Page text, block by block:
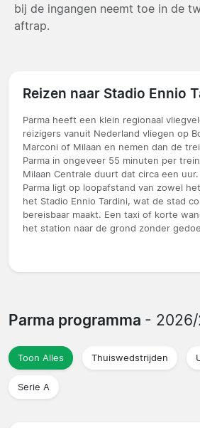
bij de ingangen neemt toe in de
aftrap.
Reizen naar Stadio Ennio
Parma heeft een klein regionaal
reizigers vanuit Nederland vliegen op
Marconi of Milaan en nemen dan de
Parma in ongeveer 55 minuten per
Milaan Centrale duurt dat circa een
Parma ligt op loopafstand van zowel
het Stadio Ennio Tardini, wat de stad
bereisbaar maakt. Een taxi of korte
het station naar de grond zonder
Parma programma -
Toon Alles Thuiswedstrijden
Serie A